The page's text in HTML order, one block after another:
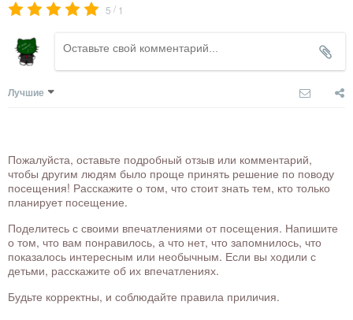
5 / 1
Лучшие
Пожалуйста, оставьте подробный отзыв или комментарий,
чтобы другим людям было проще принять решение по поводу
посещения! Расскажите о том, что стоит знать тем, кто только
планирует посещение.
Поделитесь с своими впечатлениями от посещения. Напишите
о том, что вам понравилось, а что нет, что запомнилось, что
показалось интересным или необычным. Если вы ходили с
детьми, расскажите об их впечатлениях.
Будьте корректны, и соблюдайте правила приличия.